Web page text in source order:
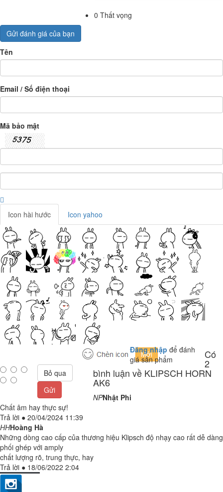
0 Thất vọng
Gửi đánh giá của bạn
Tên
Email / Số điện thoại
Mã bảo mật
Icon hài hước Icon yahoo
Đăng nhập để đánh
giá sản phẩm
Bỏ qua
Gửi
Có
2
bình luận về KLIPSCH HORN
AK6
NPNhật Phi
Chất âm hay thực sự!
Trả lời ● 20/04/2024 11:39
HHHoàng Hà
Những dòng cao cấp của thương hiệu Klipsch độ nhạy cao rất dễ dàng
phối ghép với amply
chất lượng rõ, trung thực, hay
Trả lời ● 18/06/2022 2:04